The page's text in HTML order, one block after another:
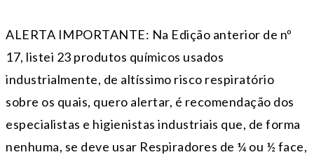
ALERTA IMPORTANTE: Na Edição anterior de nº
17, listei 23 produtos químicos usados
industrialmente, de altíssimo risco respiratório
sobre os quais, quero alertar, é recomendação dos
especialistas e higienistas industriais que, de forma
nenhuma, se deve usar Respiradores de ¼ ou ½ face,